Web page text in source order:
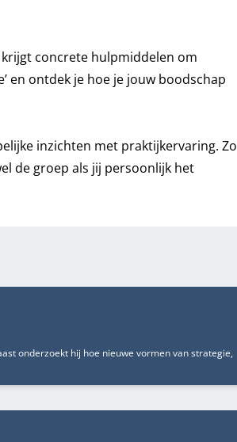
concrete hulpmiddelen om
en ontdek je hoe je jouw boodschap
inzichten met praktijkervaring. Zo
de groep als jij persoonlijk het
onderzoekt hij hoe nieuwe vormen van strategie,